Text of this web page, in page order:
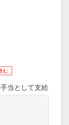
む
当として支給